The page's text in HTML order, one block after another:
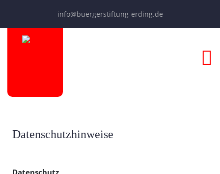
info@buergerstiftung-erding.de
Datenschutzhinweise
Datenschutz